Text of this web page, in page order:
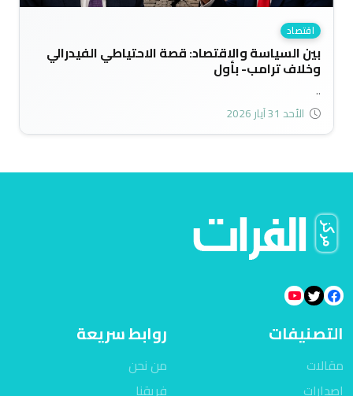
اقتصاد
بين السياسة والاقتصاد: قصة الاحتياطي الفيدرالي
وخلاف ترامب- بأول
..
الأحد 31 آيار 2026
التصنيفات
مقالات
اصدارات
روابط سريعة
من نحن
فريقنا